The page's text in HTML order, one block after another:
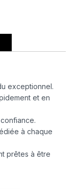
exceptionnel.
et en
à chaque
prêtes à être